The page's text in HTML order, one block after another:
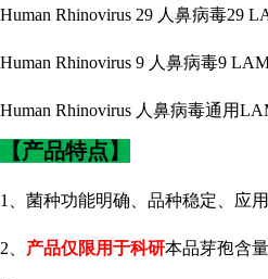
Human Rhinovirus 29 人鼻病毒29
Human Rhinovirus 9 人鼻病毒9
Human Rhinovirus 人鼻病毒通用
【产品特点】
1、菌种功能明确、品种稳定、应用
2、 产品仅限用于科研本品芽孢含